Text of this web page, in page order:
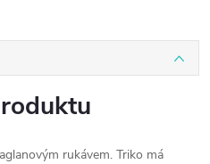
rukávem. Triko má